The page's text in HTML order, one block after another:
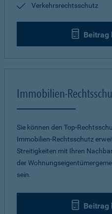
Verkehrsrechtsschutz
Beitrag
Immobilien-
Sie können den Top-
Immobilien-Rechtsschutz
Streitigkeiten mit Ihren
der
sein.
Beitrag